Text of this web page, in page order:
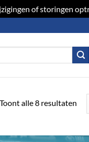
of storingen
Toont alle 8 resultaten